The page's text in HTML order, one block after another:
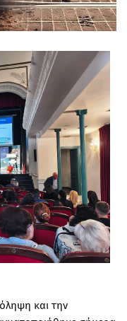
και την